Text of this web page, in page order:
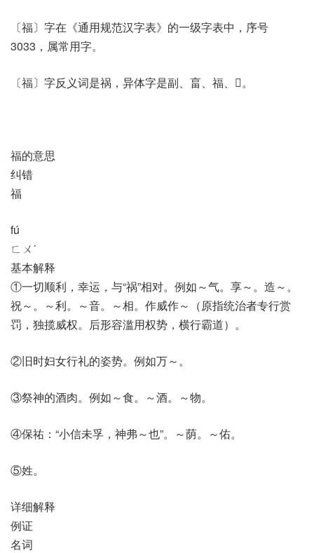
〔福〕字在《通用规范汉字表》的一级字表中，序号
3033，属常用字。
〔福〕字反义词是祸，异体字是副、畗、福、𤔜。
福的意思
纠错
福
fú
ㄈㄨˊ
基本解释
①一切顺利，幸运，与“祸”相对。例如～气。享～。造～。
祝～。～利。～音。～相。作威作～（原指统治者专行赏
罚，独揽威权。后形容滥用权势，横行霸道）。
②旧时妇女行礼的姿势。例如万～。
③祭神的酒肉。例如～食。～酒。～物。
④保祐：“小信未孚，神弗～也”。～荫。～佑。
⑤姓。
详细解释
例证
名词